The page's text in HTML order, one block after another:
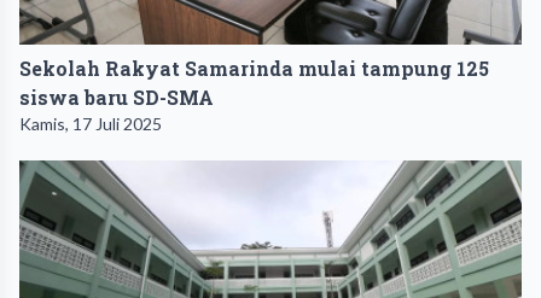
Sekolah Rakyat Samarinda mulai tampung 125
siswa baru SD-SMA
Kamis, 17 Juli 2025